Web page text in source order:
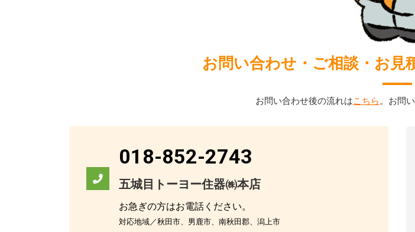
お問い合わせ・ご相談・お見
お問い合わせ後の流れはこちら。お問
018-852-2743
五城目トーヨー住器㈱本店
お急ぎの方はお電話ください。
対応地域／秋田市、男鹿市、南秋田郡、潟上市